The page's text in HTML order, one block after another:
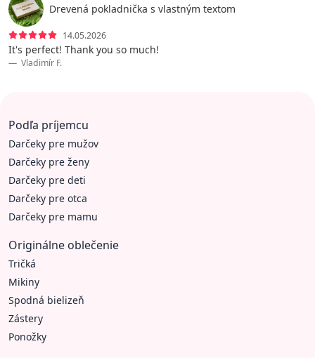
Drevená pokladnička s vlastným textom
14.05.2026
It's perfect! Thank you so much!
Vladimír F.
Podľa príjemcu
Darčeky pre mužov
Darčeky pre ženy
Darčeky pre deti
Darčeky pre otca
Darčeky pre mamu
Originálne oblečenie
Tričká
Mikiny
Spodná bielizeň
Zástery
Ponožky